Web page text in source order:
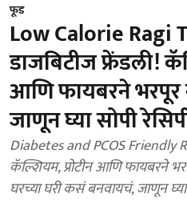
फूड
Low Calorie Ragi
डाजबिटीज फ्रेंडली!
आणि फायबरने भरपूर
जाणून घ्या सोपी
Diabetes and PCOS Friendly
कॅल्शियम, प्रोटीन आणि फायबरने
घरच्या घरी कसं बनवायचं, जाणून घ्या